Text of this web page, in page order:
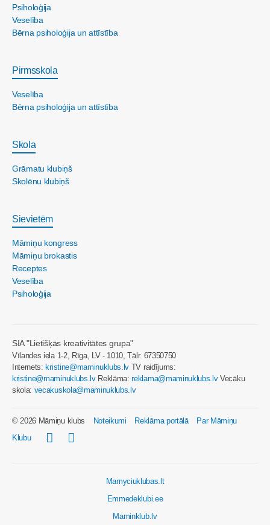
Psiholoģija
Veselība
Bērna psiholoģija un attīstība
Pirmsskola
Veselība
Bērna psiholoģija un attīstība
Skola
Grāmatu klubiņš
Skolēnu klubiņš
Sievietēm
Māmiņu kongress
Māmiņu brokastis
Receptes
Veselība
Psiholoģija
SIA "Lietišķās kreativitātes grupa"
Vīlandes iela 1-2, Rīga, LV - 1010, Tālr. 67350750
Internets: kristine@maminuklubs.lv TV raidījums:
kristine@maminuklubs.lvReklāma:reklama@maminuklubs.lvVecāku
skola: vecakuskola@maminuklubs.lv
© 2026 Māmiņu klubs Noteikumi Reklāma portālā
Par Māmiņu
Klubu
Mamyciuklubas.lt
Emmedeklubi.ee
Maminklub.lv